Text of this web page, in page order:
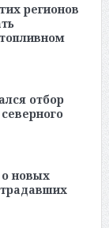
регионов
отбор
о новых